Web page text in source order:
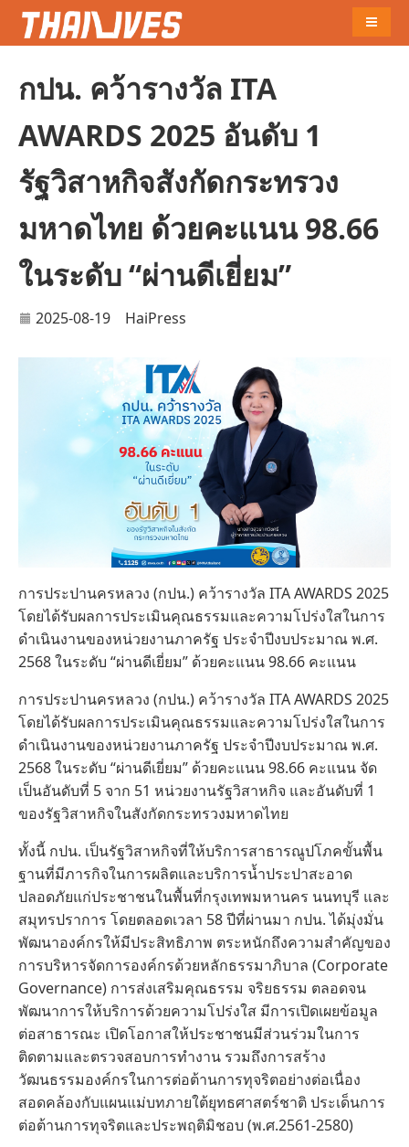
กปน. คว้ารางวัล ITA
AWARDS 2025 อันดับ 1
รัฐวิสาหกิจสังกัดกระทรวง
มหาดไทย ด้วยคะแนน 98.66
ในระดับ “ผ่านดีเยี่ยม”
2025-08-19 HaiPress
การประปานครหลวง (กปน.) คว้ารางวัล ITA AWARDS 2025
โดยได้รับผลการประเมินคุณธรรมและความโปร่งใสในการ
ดำเนินงานของหน่วยงานภาครัฐ ประจำปีงบประมาณ พ.ศ.
2568 ในระดับ “ผ่านดีเยี่ยม” ด้วยคะแนน 98.66 คะแนน
การประปานครหลวง (กปน.) คว้ารางวัล ITA AWARDS 2025
โดยได้รับผลการประเมินคุณธรรมและความโปร่งใสในการ
ดำเนินงานของหน่วยงานภาครัฐ ประจำปีงบประมาณ พ.ศ.
2568 ในระดับ “ผ่านดีเยี่ยม” ด้วยคะแนน 98.66 คะแนน จัด
เป็นอันดับที่ 5 จาก 51 หน่วยงานรัฐวิสาหกิจ และอันดับที่ 1
ของรัฐวิสาหกิจในสังกัดกระทรวงมหาดไทย
ทั้งนี้ กปน. เป็นรัฐวิสาหกิจที่ให้บริการสาธารณูปโภคขั้นพื้น
ฐานที่มีภารกิจในการผลิตและบริการน้ำประปาสะอาด
ปลอดภัยแก่ประชาชนในพื้นที่กรุงเทพมหานคร นนทบุรี และ
สมุทรปราการ โดยตลอดเวลา 58 ปีที่ผ่านมา กปน. ได้มุ่งมั่น
พัฒนาองค์กรให้มีประสิทธิภาพ ตระหนักถึงความสำคัญของ
การบริหารจัดการองค์กรด้วยหลักธรรมาภิบาล (Corporate
Governance) การส่งเสริมคุณธรรม จริยธรรม ตลอดจน
พัฒนาการให้บริการด้วยความโปร่งใส มีการเปิดเผยข้อมูล
ต่อสาธารณะ เปิดโอกาสให้ประชาชนมีส่วนร่วมในการ
ติดตามและตรวจสอบการทำงาน รวมถึงการสร้าง
วัฒนธรรมองค์กรในการต่อต้านการทุจริตอย่างต่อเนื่อง
สอดคล้องกับแผนแม่บทภายใต้ยุทธศาสตร์ชาติ ประเด็นการ
ต่อต้านการทุจริตและประพฤติมิชอบ (พ.ศ.2561-2580)